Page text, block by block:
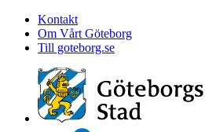
Kontakt
Om Vårt Göteborg
Till goteborg.se